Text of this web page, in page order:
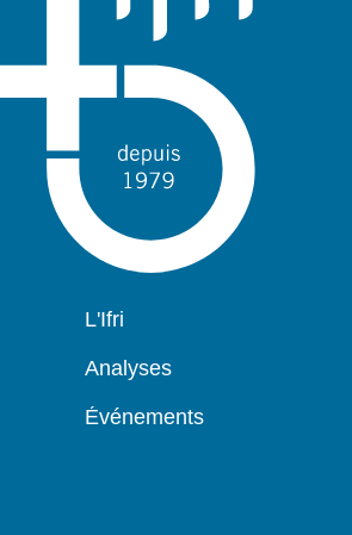
Navigation
L'Ifri
Analyses
Événements